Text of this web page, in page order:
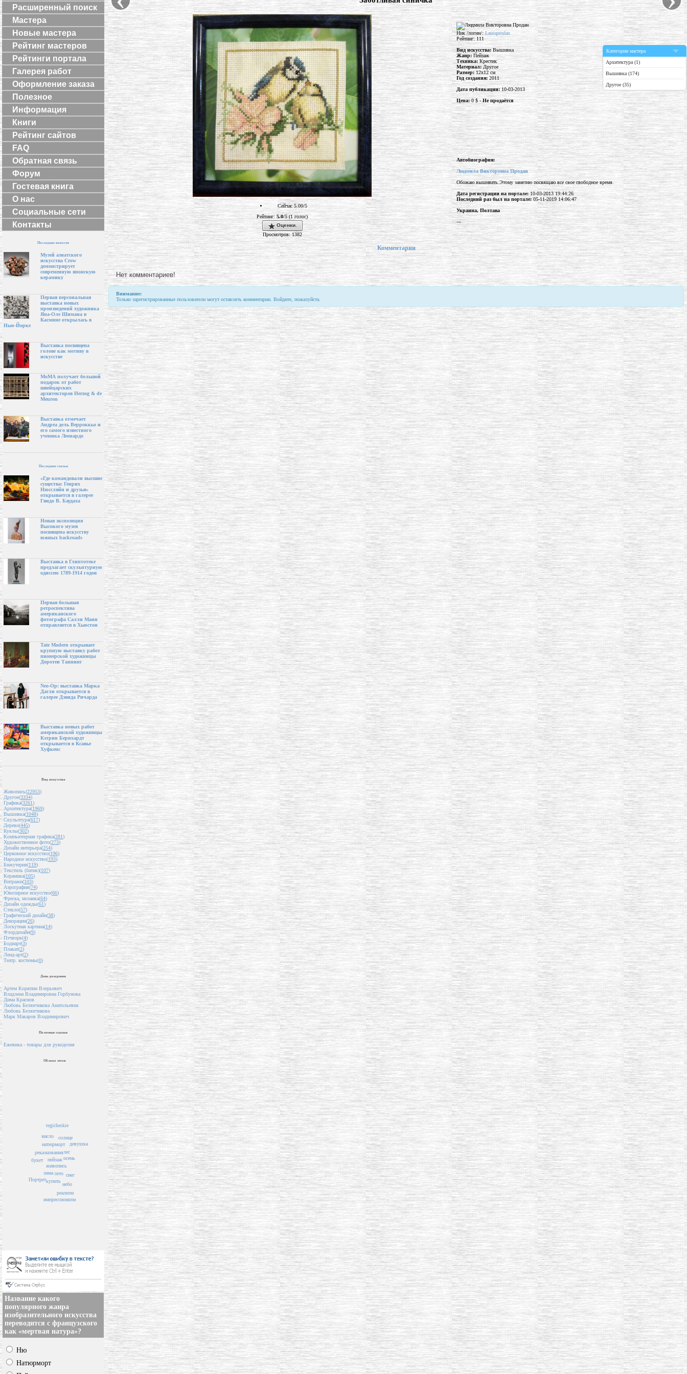
Расширенный поиск
Мастера
Новые мастера
Рейтинг мастеров
Рейтинги портала
Галерея работ
Оформление заказа
Полезное
Информация
Книги
Рейтинг сайтов
FAQ
Обратная связь
Форум
Гостевая книга
О нас
Социальные сети
Контакты
Последние новости
Музей азиатского
искусства Crow
демонстрирует
современную японскую
керамику
Первая персональная
выставка новых
произведений художника
Яна-Оле Шимана в
Касмине открылась в
Нью-Йорке
Выставка посвящена
голове как мотиву в
искусстве
МоМА получает большой
подарок от работ
швейцарских
архитекторов Herzog & de
Meuron
Выставка отмечает
Андреа дель Верроккьо и
его самого известного
ученика Леонардо
Последние статьи
«Где командовали высшие
существа: Генрих
Нюссляйн и друзья»
открывается в галерее
Гвидо В. Баудаха
Новая экспозиция
Высокого музея
посвящена искусству
южных backroads
Выставка в Глиптотеке
предлагает скульптурную
одиссею 1789-1914 годов
Первая большая
ретроспектива
американского
фотографа Салли Манн
отправляется в Хьюстон
Tate Modern открывает
крупную выставку работ
пионерской художницы
Доротеи Таннинг
Neo-Op: выставка Марка
Дагли открывается в
галерее Дэвида Ричарда
Выставка новых работ
американской художницы
Кэтрин Бернхардт
открывается в Ксавье
Хуфкенс
Вид искусства
Живопись(22953)
Другое(3334)
Графика(3261)
Архитектура(1969)
Вышивка(1048)
Скульптура(617)
Дерево(445)
Куклы(302)
Компьютерная графика(281)
Художественное фото(273)
Дизайн интерьера(254)
Церковное искусство(196)
Народное искусство(193)
Бижутерия(119)
Текстиль (батик)(107)
Керамика(105)
Витражи(103)
Аэрография(74)
Ювелирное искусство(66)
Фреска, мозаика(64)
Дизайн одежды(61)
Стекло(57)
Графический дизайн(38)
Декорации(26)
Лоскутная картина(14)
Флордизайн(9)
Пэчворк(4)
Бодиарт(3)
Плакат(2)
Ленд-арт(2)
Театр. костюмы(0)
День рождения
Артем Коряпин Влерьевич
Владлена Владимировна Горбунова
Дима Краснов
Любовь Белянчикова Анатольевна
Любовь Белянчикова
Марк Макаров Владимирович
Полезные ссылки
Ежевика - товары для рукоделия
Облако тегов
пейзаж
названия
живопись
лето
натюрморт
купить
солнце
лес
зима
осень
букет
масло
река
снег
tegicheskie
реализм
небо
импрессионизм
Портрет
девушка
Название какого
популярного жанра
изобразительного искусства
переводится с французского
как «мертвая натура»?
Ню
Натюрморт
Сейчас 5.00/5
Рейтинг:5.0/5 (1 голос)
Оценки.
Просмотров: 1382
Ник /логин/:Lauraprodan
Рейтинг: 111
Вид искусства: Вышивка
Жанр:Пейзаж
Техника:Крестик
Материал: Другое
Размер:12x12 см
Год создания: 2011
Дата публикации:10-03-2013
Цена: 0 $ -Не продаётся
Категории мастера
Архитектура (1)
Вышивка (174)
Другое (35)
Автобиография:
Людмила Викторовна Продан
Обожаю вышивать.Этому занятию посвящаю все свое свободное время.
Дата регистрации на портале: 10-03-2013 19:44:26
Последний раз был на портале: 05-11-2019 14:06:47
Украина, Полтава
---
Комментарии
Нет комментариев!
Внимание:
Только зарегистрированные пользователи могут оставлять комментарии. Войдите, пожалуйста.